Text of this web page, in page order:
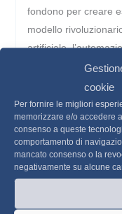
cookie
Per fornire le migliori
memorizzare e/o accedere
consenso a queste
comportamento di
mancato consenso o la
negativamente su alcune
fondono per creare
modello
artificiale,
ogni interazione